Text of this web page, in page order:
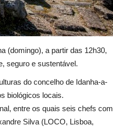
(domingo), a partir das 12h30,
seguro e sustentável.
do concelho de Idanha-a-
biológicos locais.
entre os quais seis chefs com
Silva (LOCO, Lisboa,